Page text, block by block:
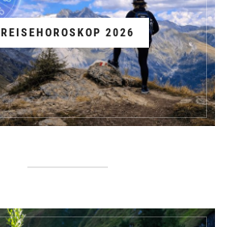
REISEHOROSKOP 2026